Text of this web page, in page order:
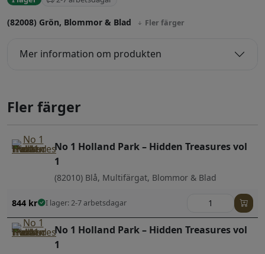
(82008) Grön, Blommor & Blad Fler färger
Mer information om produkten
Fler färger
No 1 Holland Park – Hidden Treasures vol
1
(82010) Blå, Multifärgat, Blommor & Blad
844 kr I lager: 2-7 arbetsdagar
No 1 Holland Park – Hidden Treasures vol
1